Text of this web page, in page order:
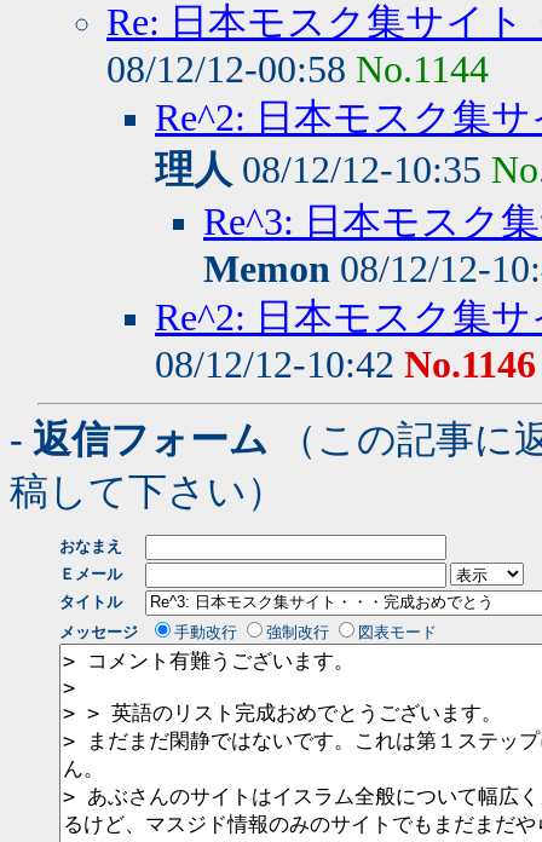
Re: 日本モスク集サイ
08/12/12-00:58 No.1144
Re^2: 日本モスク集
理人 08/12/12-10:35
Re^3: 日本モスク
Memon 08/12/12-
Re^2: 日本モスク集
08/12/12-10:42 No.1146
- 返信フォーム （この記事に
稿して下さい）
おなまえ
Ｅメール
タイトル
メッセージ
手動改行 強制改行 図表モード